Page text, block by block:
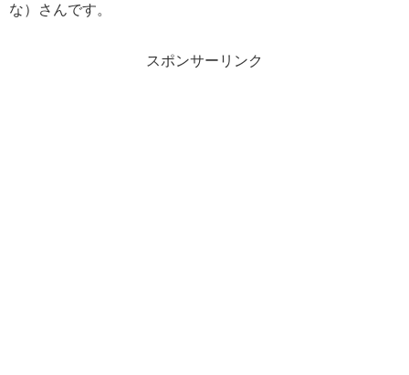
な）さんです。
スポンサーリンク